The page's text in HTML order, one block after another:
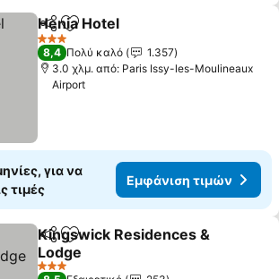
Κοινοποίηση
Προσθήκη στα αγαπημένα
Henia Hotel
3 Αστέρια
8,4 Πολύ καλό
1.357
3.0 χλμ. από: Paris Issy-les-Moulineaux
Airport
για να
τιμές
Εμφάνιση τιμών
Κοινοποίηση
Προσθήκη στα αγαπημένα
Kingswick Residences &
Lodge
3 Αστέρια